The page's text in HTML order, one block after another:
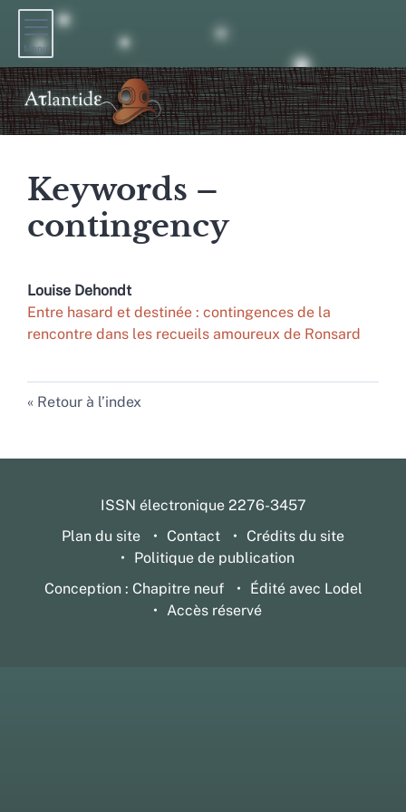
Menu
Keywords –
contingency
Louise Dehondt
Entre hasard et destinée : contingences de la
rencontre dans les recueils amoureux de Ronsard
Retour à l’index
ISSN électronique 2276-3457
Plan du site
Contact
Crédits du site
Politique de publication
Conception : Chapitre neuf
Édité avec Lodel
Accès réservé